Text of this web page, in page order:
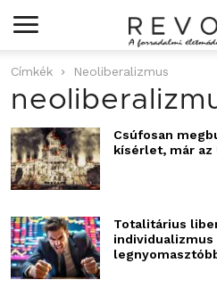
Címkék Neoliberalizmus
Csúfosan
kísérlet, már az
Totalitárius